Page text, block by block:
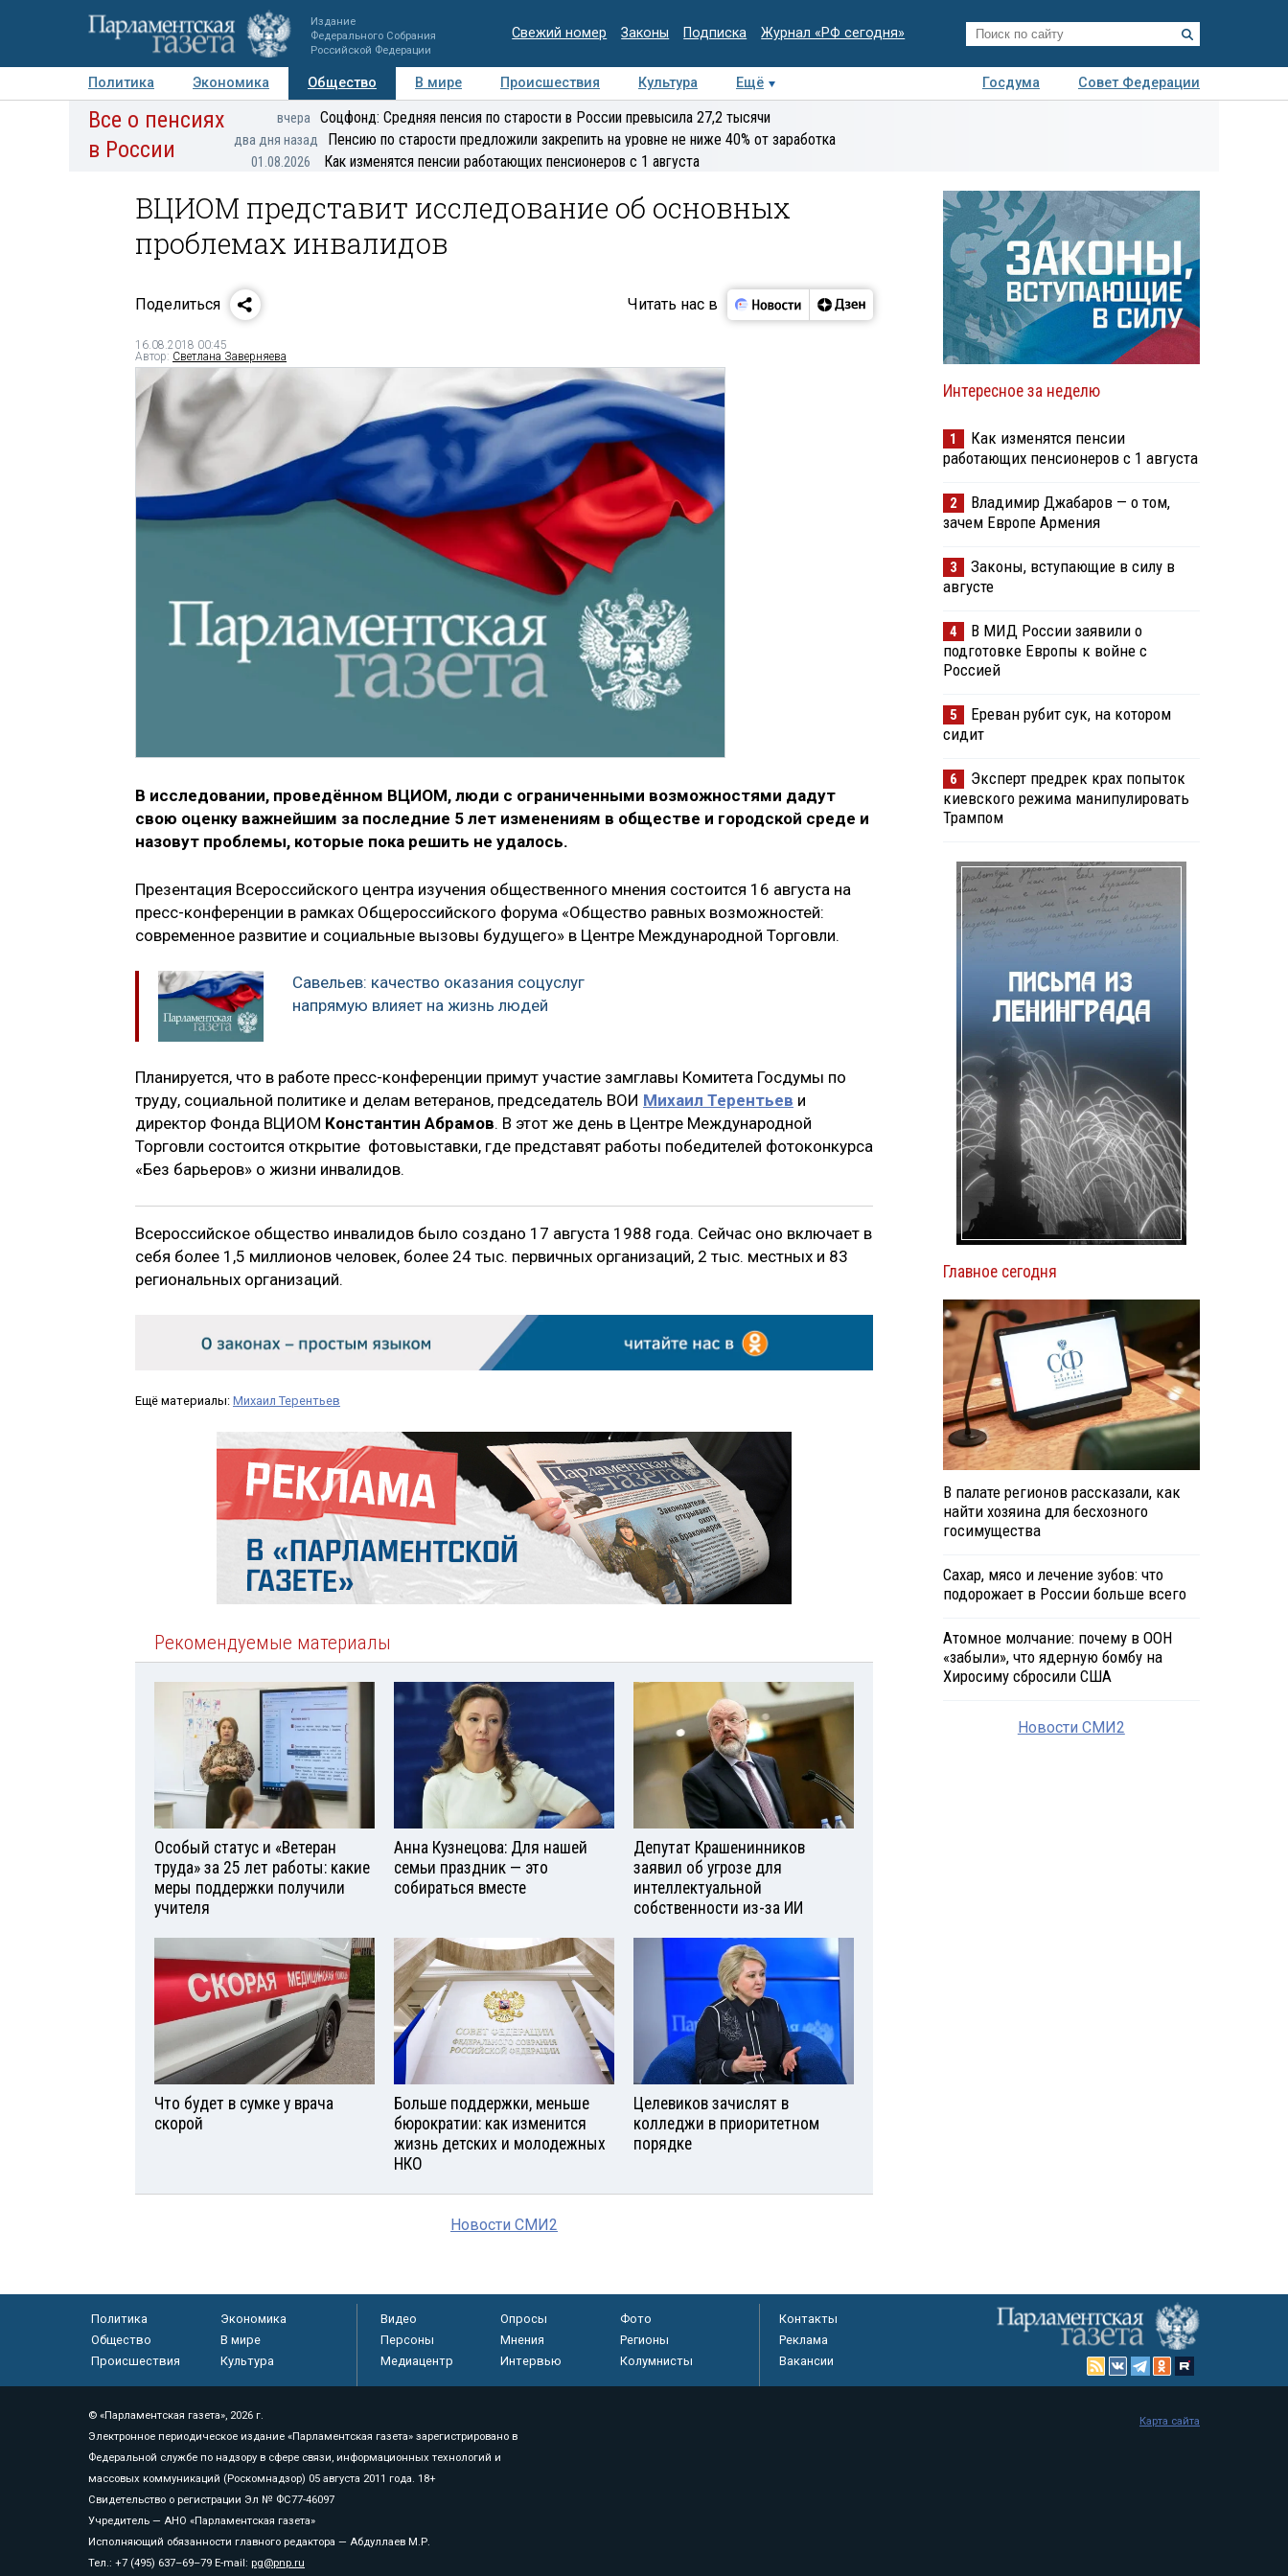
Издание
Федерального Собрания
Российской Федерации
Свежий номер Законы Подписка Журнал «РФ сегодня»
Политика Экономика Общество В мире Происшествия Культура Ещё Госдума
Совет Федерации
Авторы Персоны Мнения Регионы Медиацентр Интервью Колумнисты
экспертиза
Все о пенсиях
в России
вчера Соцфонд: Средняя пенсия по старости в России превысила 27,2 тысячи
два дня назад Пенсию по старости предложили закрепить на уровне не ниже 40% от заработка
01.08.2026 Как изменятся пенсии работающих пенсионеров с 1 августа
ВЦИОМ представит исследование об основных
проблемах инвалидов
Поделиться Читать нас в
16.08.2018 00:45
Автор: Светлана Заверняева
В исследовании, проведённом ВЦИОМ, люди с ограниченными возможностями дадут
свою оценку важнейшим за последние 5 лет изменениям в обществе и городской среде и
назовут проблемы, которые пока решить не удалось.
Презентация Всероссийского центра изучения общественного мнения состоится 16 августа на
пресс-конференции в рамках Общероссийского форума «Общество равных возможностей:
современное развитие и социальные вызовы будущего» в Центре Международной Торговли.
Савельев: качество оказания соцуслуг
напрямую влияет на жизнь людей
Планируется, что в работе пресс-конференции примут участие замглавы Комитета Госдумы по
труду, социальной политике и делам ветеранов, председатель ВОИ Михаил Терентьев и
директор Фонда ВЦИОМ Константин Абрамов. В этот же день в Центре Международной
Торговли состоится открытие фотовыставки, где представят работы победителей фотоконкурса
«Без барьеров» о жизни инвалидов.
Всероссийское общество инвалидов было создано 17 августа 1988 года. Сейчас оно включает в
себя более 1,5 миллионов человек, более 24 тыс. первичных организаций, 2 тыс. местных и 83
региональных организаций.
Ещё материалы: Михаил Терентьев
Рекомендуемые материалы
Особый статус и «Ветеран
труда» за 25 лет работы: какие
меры поддержки получили
учителя
Анна Кузнецова: Для нашей
семьи праздник — это
собираться вместе
Депутат Крашенинников
заявил об угрозе для
интеллектуальной
собственности из-за ИИ
Что будет в сумке у врача
скорой
Больше поддержки, меньше
бюрократии: как изменится
жизнь детских и молодежных
НКО
Целевиков зачислят в
колледжи в приоритетном
порядке
Новости СМИ2
Интересное за неделю
1
Как изменятся пенсии
работающих пенсионеров с 1 августа
2
Владимир Джабаров — о том,
зачем Европе Армения
3
Законы, вступающие в силу в
августе
4
В МИД России заявили о
подготовке Европы к войне с
Россией
5
Ереван рубит сук, на котором
сидит
6
Эксперт предрек крах попыток
киевского режима манипулировать
Трампом
Главное сегодня
В палате регионов рассказали, как
найти хозяина для бесхозного
госимущества
Сахар, мясо и лечение зубов: что
подорожает в России больше всего
Атомное молчание: почему в ООН
«забыли», что ядерную бомбу на
Хиросиму сбросили США
Новости СМИ2
Политика
Экономика
Общество
В мире
Происшествия
Культура
Видео Опросы
Фото
Персоны
Мнения
Регионы
Медиацентр
Интервью Колумнисты
Контакты
Реклама
Вакансии
© «Парламентская газета», 2026 г.
Электронное периодическое издание «Парламентская газета» зарегистрировано в
Федеральной службе по надзору в сфере связи, информационных технологий и
массовых коммуникаций (Роскомнадзор) 05 августа 2011 года. 18+
Свидетельство о регистрации Эл № ФС77-46097
Учредитель — АНО «Парламентская газета»
Исполняющий обязанности главного редактора — Абдуллаев М.Р.
Тел.: +7 (495) 637–69–79 E-mail: pg@pnp.ru
Карта сайта